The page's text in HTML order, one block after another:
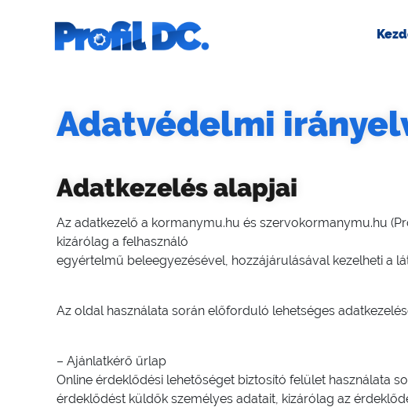
Adatvédelmi
Adatkezelés alapjai
Az adatkezelő a kormanymu.hu és szervokormanymu.hu
kizárólag a felhasználó
egyértelmű beleegyezésével, hozzájárulásával kezelheti a
Az oldal használata során előforduló lehetséges
– Ajánlatkérő űrlap
Online érdeklődési lehetőséget biztosító felület használata
érdeklődést küldők személyes adatait, kizárólag az